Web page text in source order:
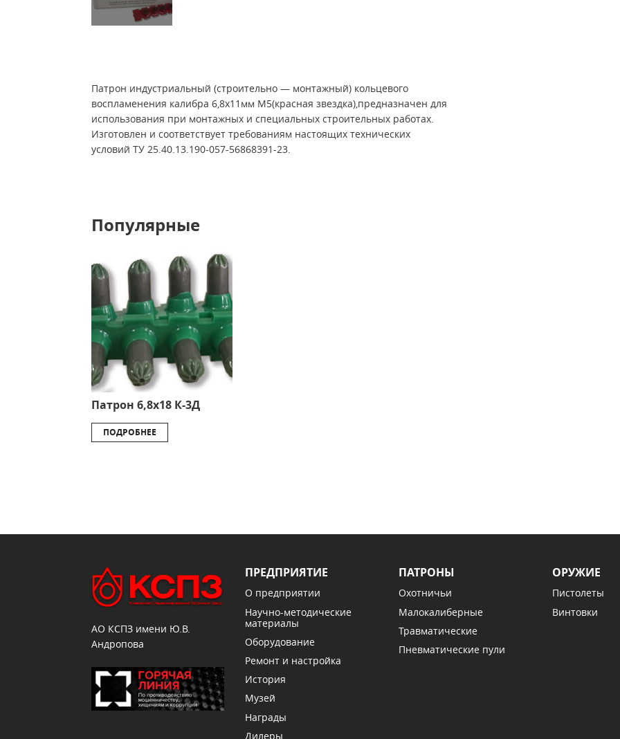
Патрон индустриальный (строительно — монтажный) кольцевого
воспламенения калибра 6,8х11мм М5(красная звездка),предназначен для
использования при монтажных и специальных строительных работах.
Изготовлен и соответствует требованиям настоящих технических
условий ТУ 25.40.13.190-057-56868391-23.
Популярные
Патрон 6,8х18 К-3Д
ПОДРОБНЕЕ
АО КСПЗ имени Ю.В.
Андропова
ПРЕДПРИЯТИЕ
О предприятии
Научно-методические
материалы
Оборудование
Ремонт и настройка
История
Музей
Награды
Дилеры
ПАТРОНЫ
Охотничьи
Малокалиберные
Травматические
Пневматические пули
ОРУЖИЕ
Пистолеты
Винтовки